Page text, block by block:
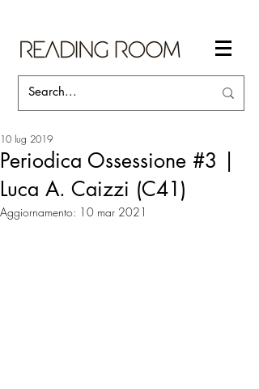
Periodica Ossessione #3 |
Luca A. Caizzi (C41)
10 lug 2019
Aggiornamento: 10 mar 2021